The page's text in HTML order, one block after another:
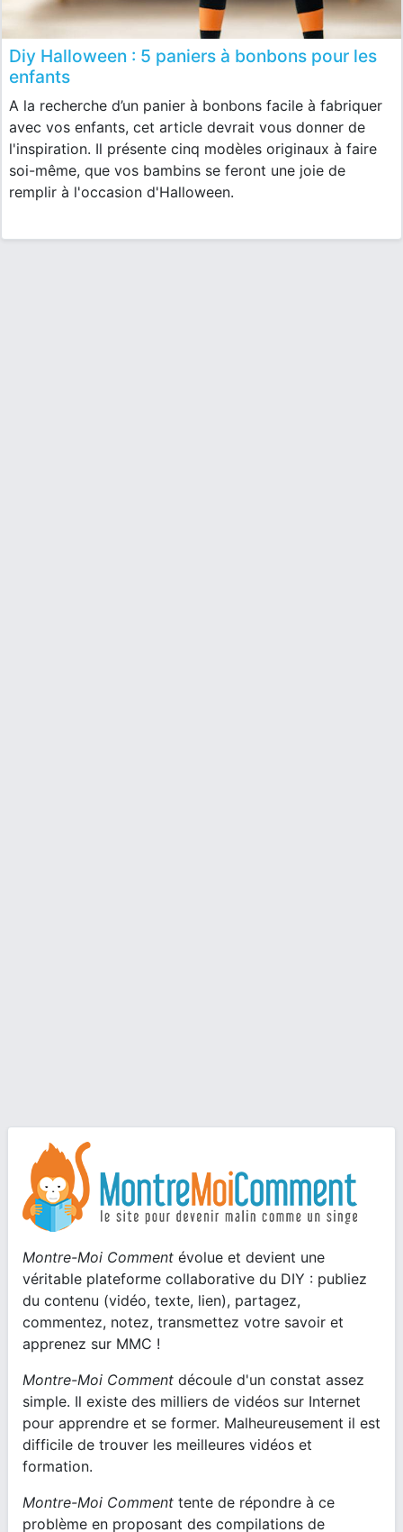
Diy Halloween : 5 paniers à bonbons pour les
enfants
A la recherche d’un panier à bonbons facile à fabriquer
avec vos enfants, cet article devrait vous donner de
l'inspiration. Il présente cinq modèles originaux à faire
soi-même, que vos bambins se feront une joie de
remplir à l'occasion d'Halloween.
Montre-Moi Comment évolue et devient une
véritable plateforme collaborative du DIY : publiez
du contenu (vidéo, texte, lien), partagez,
commentez, notez, transmettez votre savoir et
apprenez sur MMC !
Montre-Moi Comment découle d'un constat assez
simple. Il existe des milliers de vidéos sur Internet
pour apprendre et se former. Malheureusement il est
difficile de trouver les meilleures vidéos et
formation.
Montre-Moi Comment tente de répondre à ce
problème en proposant des compilations de